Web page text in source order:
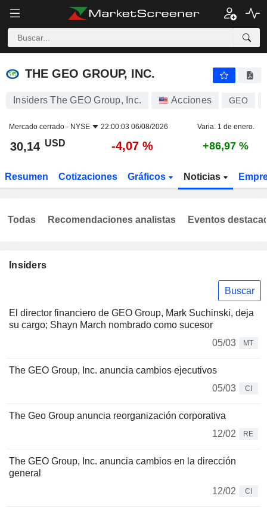
THE GEO GROUP, INC.
THE GEO GROUP, INC.
Insiders The GEO Group, Inc. Acciones GEO
Mercado cerrado - NYSE 22:00:03 06/08/2026 Varia. 1 de enero.
30,14 USD -4,07 % +86,97 %
Resumen Cotizaciones Gráficos Noticias
Insiders
Buscar
El director financiero de GEO Group, Mark Suchinski, deja
su cargo; Shayn March nombrado como sucesor
05/03
MT
The GEO Group, Inc. anuncia cambios ejecutivos
05/03
CI
The Geo Group anuncia reorganización corporativa
12/02
RE
The GEO Group, Inc. anuncia cambios en la dirección
general
12/02
CI
Todas Recomendaciones analistas Eventos